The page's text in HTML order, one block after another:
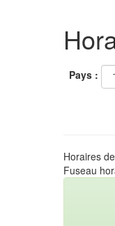
Pays :
Horaires
Fuseau